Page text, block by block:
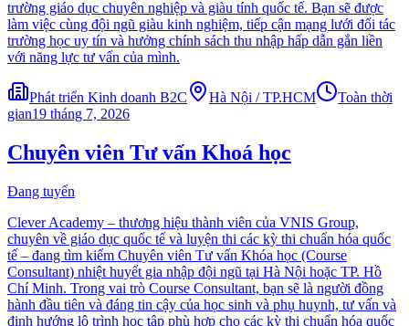
trường giáo dục chuyên nghiệp và giàu tính quốc tế. Bạn sẽ được
làm việc cùng đội ngũ giàu kinh nghiệm, tiếp cận mạng lưới đối tác
trường học uy tín và hưởng chính sách thu nhập hấp dẫn gắn liền
với năng lực tư vấn của mình.
Phát triển Kinh doanh B2C Hà Nội / TP.HCM
Toàn thời
gian19 tháng 7, 2026
Chuyên viên Tư vấn Khoá học
Đang tuyển
Clever Academy – thương hiệu thành viên của VNIS Group,
chuyên về giáo dục quốc tế và luyện thi các kỳ thi chuẩn hóa quốc
tế – đang tìm kiếm Chuyên viên Tư vấn Khóa học (Course
Consultant) nhiệt huyết gia nhập đội ngũ tại Hà Nội hoặc TP. Hồ
Chí Minh. Trong vai trò Course Consultant, bạn sẽ là người đồng
hành đầu tiên và đáng tin cậy của học sinh và phụ huynh, tư vấn và
định hướng lộ trình học tập phù hợp cho các kỳ thi chuẩn hóa quốc